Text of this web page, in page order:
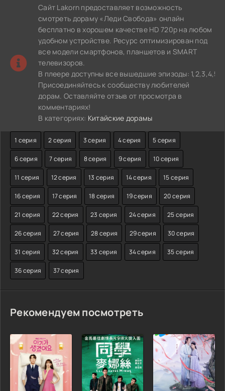
Сайт Lakorn предоставляет возможность
смотреть дораму «Леди Свобода» онлайн
бесплатно в хорошем качестве HD 720p на любом
удобном устройстве. Ресурс оптимизирован под
все модели смартфонов, планшетов и SMART
телевизоров.
В плеере доступны все вышедшие эпизоды:
Присоединяйтесь к сообществу любителей
дорам. Оставляйте отзыв от просмотра в
комментариях!
В категориях: Китайские дорамы
1 серия 2 серия 3 серия 4 серия 5 серия
6 серия 7 серия 8 серия 9 серия 10 серия
11 серия 12 серия 13 серия 14 серия 15 серия
16 серия 17 серия 18 серия 19 серия 20 серия
21 серия 22 серия 23 серия 24 серия 25 серия
26 серия 27 серия 28 серия 29 серия 30 серия
31 серия 32 серия 33 серия 34 серия 35 серия
36 серия 37 серия
Рекомендуем посмотреть